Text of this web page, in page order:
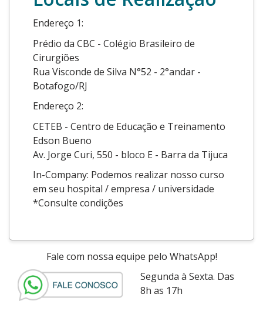
Endereço 1:
Prédio da CBC - Colégio Brasileiro de
Cirurgiões
Rua Visconde de Silva N°52 - 2°andar -
Botafogo/RJ
Endereço 2:
CETEB - Centro de Educação e Treinamento
Edson Bueno
Av. Jorge Curi, 550 - bloco E - Barra da Tijuca
In-Company: Podemos realizar nosso curso
em seu hospital / empresa / universidade
*Consulte condições
Fale com nossa equipe pelo WhatsApp!
Segunda à Sexta. Das
8h as 17h